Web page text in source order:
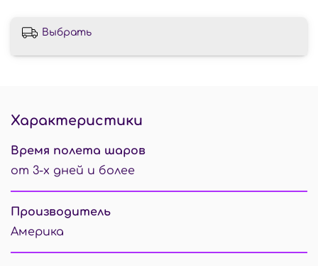
Выбрать
Характеристики
Время полета шаров
от 3-х дней и более
Производитель
Америка